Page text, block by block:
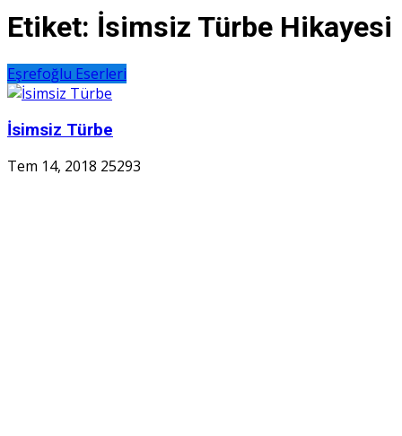
Etiket: İsimsiz Türbe Hikayesi
Eşrefoğlu Eserleri
İsimsiz Türbe
Tem 14, 2018 25293